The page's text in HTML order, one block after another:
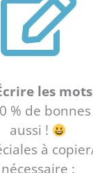
crire les
% de
aussi !
à
nécessaire :